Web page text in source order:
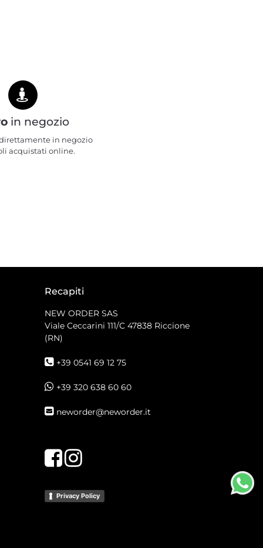
in negozio
in negozio
acquistati online.
Recapiti
NEW ORDER SAS
Viale Ceccarini 111/C 47838 Riccione
(RN)
+39 0541 69 12 75
+39 320 638 60 60
neworder@neworder.it
FacebookInstagram
Privacy Policy